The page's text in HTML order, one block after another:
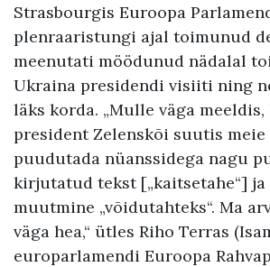
Strasbourgis Euroopa
plenraaristungi ajal toimunud
meenutati möödunud nädalal
Ukraina presidendi visiiti ning
läks korda. „Mulle väga
president Zelenskõi suutis meie
puudutada nüanssidega nagu
kirjutatud tekst [„kaitsetahe“] ja
muutmine „võidutahteks“. Ma
väga hea,“ ütles Riho Terras
europarlamendi Euroopa